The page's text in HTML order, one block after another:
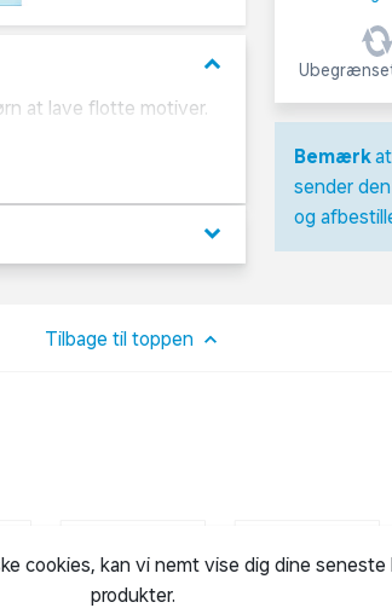
keyboard_arrow_down
at lave flotte motiver.
keyboard_arrow_down
Bemærk
sender
og
Tilbage til toppen
cookies, kan vi nemt vise dig dine
produkter.